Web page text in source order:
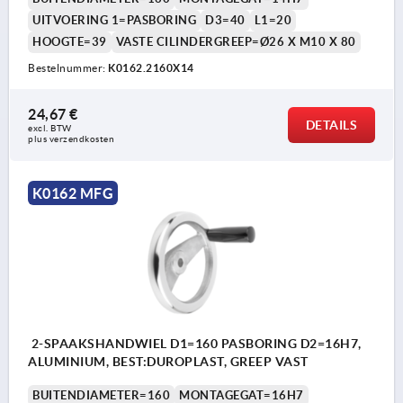
UITVOERING 1=PASBORING
D3=40
L1=20
HOOGTE=39
VASTE CILINDERGREEP=Ø26 X M10 X 80
Bestelnummer: K0162.2160X14
24,67 €
excl. BTW
plus verzendkosten
DETAILS
K0162 MFG
2-SPAAKSHANDWIEL D1=160 PASBORING D2=16H7,
ALUMINIUM, BEST:DUROPLAST, GREEP VAST
BUITENDIAMETER=160 MONTAGEGAT=16H7